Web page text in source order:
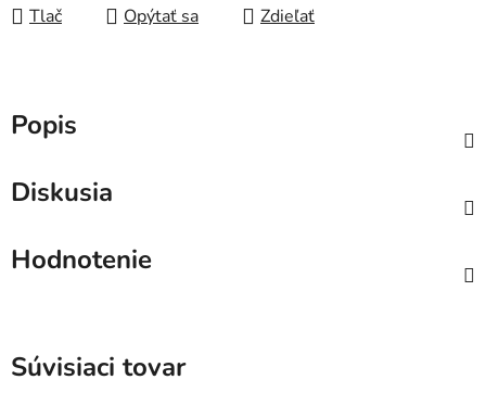
Tlač Opýtať sa Zdieľať
Popis
Diskusia
Hodnotenie
Súvisiaci tovar